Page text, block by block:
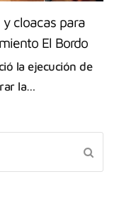
cloacas para
El Bordo
la ejecución de
la…